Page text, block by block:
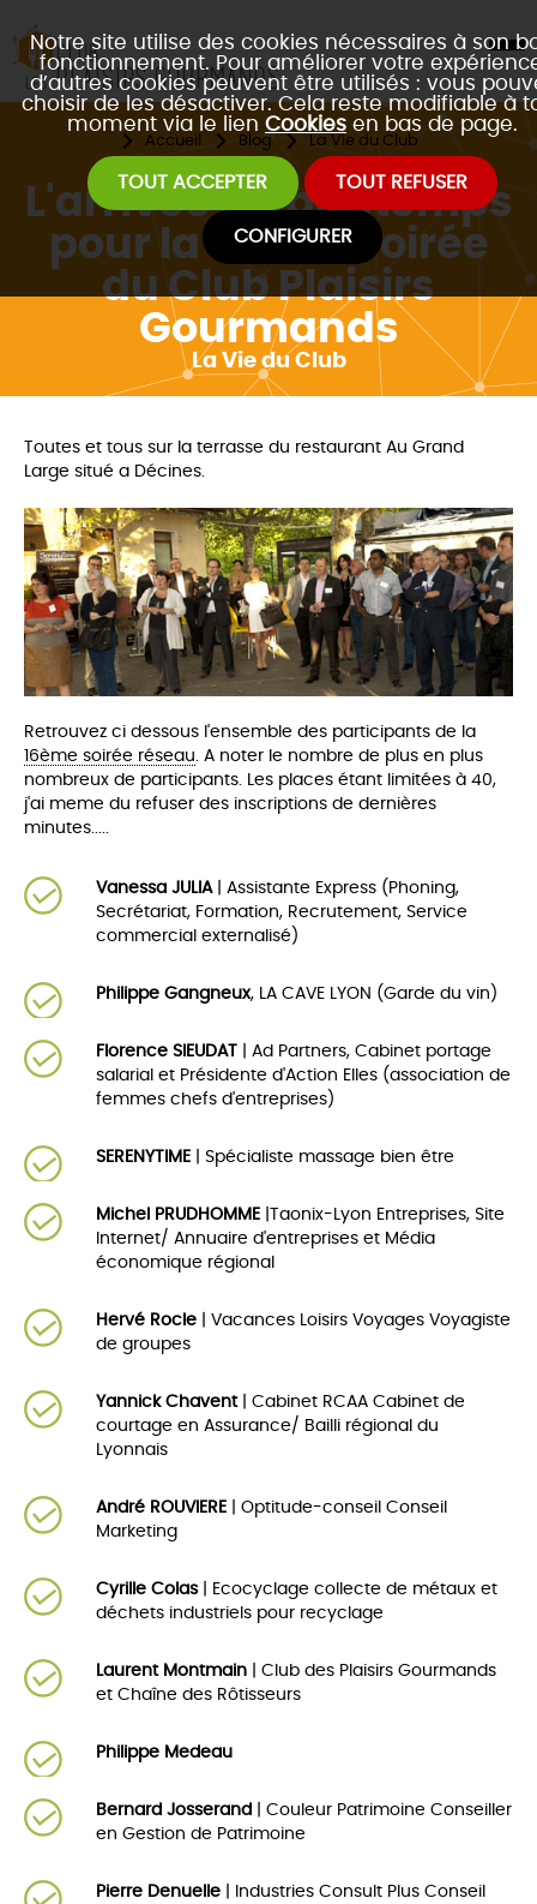
Notre site utilise des cookies nécessaires à son
fonctionnement. Pour améliorer votre
d’autres cookies peuvent être utilisés : vous
choisir de les désactiver. Cela reste modifiable à
moment via le lien Cookies en bas de page.
TOUT ACCEPTER TOUT REFUSER
CONFIGURER
Accueil Blog La Vie du Club
L'arrivée du printemps
pour la 16ème soirée
du Club Plaisirs
Gourmands
La Vie du Club
Toutes et tous sur la terrasse du restaurant Au Grand
Large situé a Décines.
Retrouvez ci dessous l'ensemble des participants de la
16ème soirée réseau. A noter le nombre de plus en plus
nombreux de participants. Les places étant limitées à 40,
j'ai meme du refuser des inscriptions de dernières
minutes.....
Vanessa JULIA| Assistante Express (Phoning,
Secrétariat, Formation, Recrutement, Service
commercial externalisé)
Philippe Gangneux, LA CAVE LYON (Garde du vin)
Florence SIEUDAT
| Ad Partners, Cabinet portage
salarial et Présidente d'Action Elles (association de
femmes chefs d'entreprises)
SERENYTIME | Spécialiste massage bien être
Michel PRUDHOMME |Taonix-Lyon Entreprises, Site
Internet/ Annuaire d'entreprises et Média
économique régional
Hervé Rocle | Vacances Loisirs Voyages Voyagiste
de groupes
Yannick Chavent| Cabinet RCAA Cabinet de
courtage en Assurance/ Bailli régional du
Lyonnais
André ROUVIERE | Optitude-conseil Conseil
Marketing
Cyrille Colas| Ecocyclage collecte de métaux et
déchets industriels pour recyclage
Laurent Montmain | Club des Plaisirs Gourmands
et Chaîne des Rôtisseurs
Philippe Medeau
Bernard Josserand | Couleur Patrimoine Conseiller
en Gestion de Patrimoine
Pierre Denuelle | Industries Consult Plus Conseil